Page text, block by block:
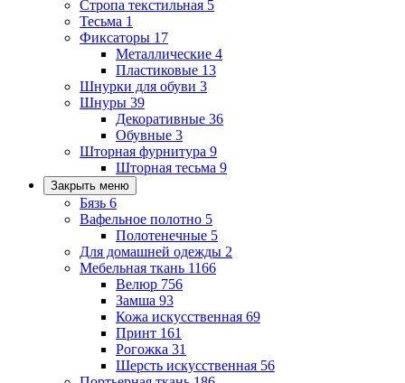
Стропа текстильная 5
Тесьма 1
Фиксаторы 17
Металлические 4
Пластиковые 13
Шнурки для обуви 3
Шнуры 39
Декоративные 36
Обувные 3
Шторная фурнитура 9
Шторная тесьма 9
Закрыть меню
Бязь 6
Вафельное полотно 5
Полотенечные 5
Для домашней одежды 2
Мебельная ткань 1166
Велюр 756
Замша 93
Кожа искусственная 69
Принт 161
Рогожка 31
Шерсть искусственная 56